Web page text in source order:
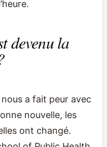
devenu la
a fait peur avec
nouvelle, les
ont changé.